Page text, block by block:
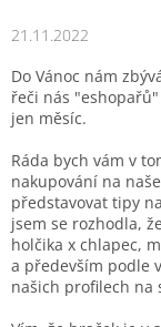
21.11.2022
Do Vánoc nám
řeči nás
jen měsíc.
Ráda bych vám v
nakupování na
představovat tipy
jsem se rozhodla,
holčika x chlapec,
a především podle
našich profilech na